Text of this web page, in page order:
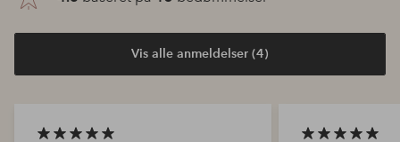
Vis alle anmeldelser (4)